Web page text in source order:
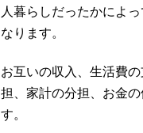
人暮らしだったかによ
なります。
お互いの収入、生活費
担、家計の分担、お金
す。